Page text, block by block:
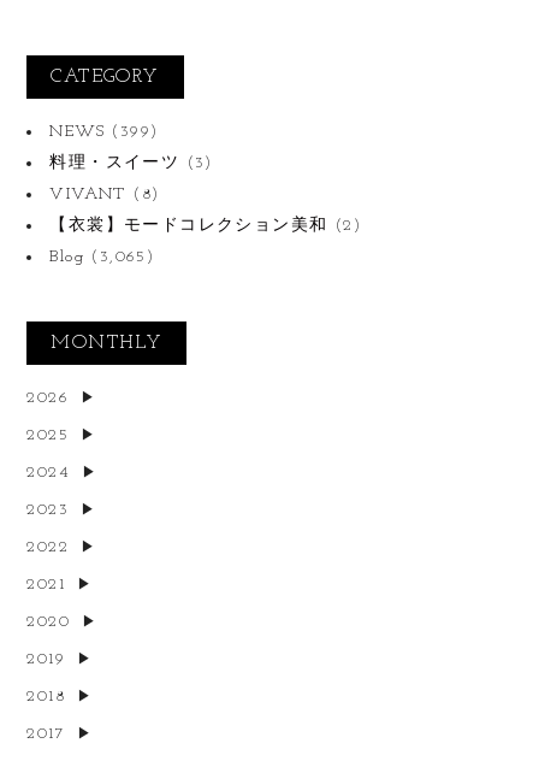
CATEGORY
NEWS (399)
料理・スイーツ
(3)
VIVANT (8)
【衣裳】モードコレクション美和
(2)
Blog (3,065)
MONTHLY
2026
2025
2024
2023
2022
2021
2020
2019
2018
2017